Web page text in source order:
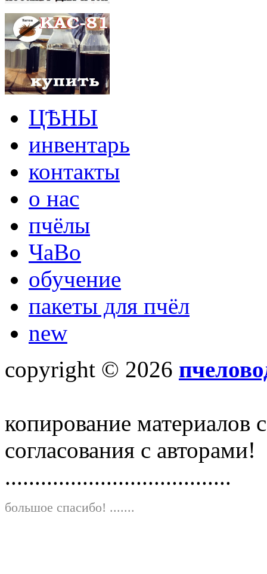
ЦѢНЫ
инвентарь
контакты
о нас
пчёлы
ЧаВо
обучение
пакеты для пчёл
new
copyright © 2026
копирование материалов
согласования с авторами!
......................................
большое спасибо! .......